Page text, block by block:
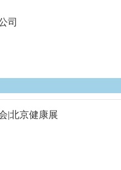
司
|北京健康展